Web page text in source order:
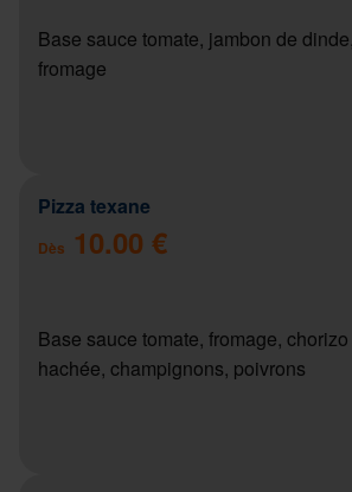
Base sauce tomate, jambon de
fromage
Pizza texane
Dès 10.00 €
Base sauce tomate, fromage,
hachée, champignons, poivrons